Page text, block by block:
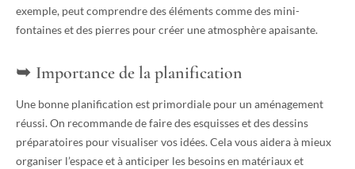
exemple, peut comprendre des éléments comme des mini-
fontaines et des pierres pour créer une atmosphère apaisante.
Importance de la planification
Une bonne planification est primordiale pour un aménagement
réussi. On recommande de faire des esquisses et des dessins
préparatoires pour visualiser vos idées. Cela vous aidera à mieux
organiser l’espace et à anticiper les besoins en matériaux et